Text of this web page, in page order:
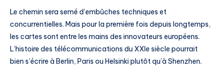
Le chemin sera semé d’embûches techniques et
concurrentielles. Mais pour la première fois depuis longtemps,
les cartes sont entre les mains des innovateurs européens.
L’histoire des télécommunications du XXIe siècle pourrait
bien s’écrire à Berlin, Paris ou Helsinki plutôt qu’à Shenzhen.